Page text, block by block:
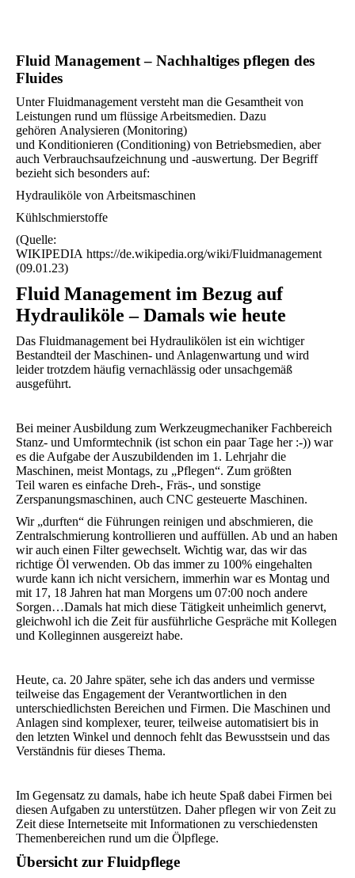
Fluid Management – Nachhaltiges pflegen des
Fluides
Unter Fluidmanagement versteht man die Gesamtheit von
Leistungen rund um flüssige Arbeitsmedien. Dazu
gehören Analysieren (Monitoring)
und Konditionieren (Conditioning) von Betriebsmedien, aber
auch Verbrauchsaufzeichnung und -auswertung. Der Begriff
bezieht sich besonders auf:
Hydrauliköle von Arbeitsmaschinen
Kühlschmierstoffe
(Quelle:
WIKIPEDIA https://de.wikipedia.org/wiki/Fluidmanagement
(09.01.23)
Fluid Management im Bezug auf
Hydrauliköle – Damals wie heute
Das Fluidmanagement bei Hydraulikölen ist ein wichtiger
Bestandteil der Maschinen- und Anlagenwartung und wird
leider trotzdem häufig vernachlässig oder unsachgemäß
ausgeführt.
Bei meiner Ausbildung zum Werkzeugmechaniker Fachbereich
Stanz- und Umformtechnik (ist schon ein paar Tage her :-)) war
es die Aufgabe der Auszubildenden im 1. Lehrjahr die
Maschinen, meist Montags, zu „Pflegen“. Zum größten
Teil waren es einfache Dreh-, Fräs-, und sonstige
Zerspanungsmaschinen, auch CNC gesteuerte Maschinen.
Wir „durften“ die Führungen reinigen und abschmieren, die
Zentralschmierung kontrollieren und auffüllen. Ab und an haben
wir auch einen Filter gewechselt. Wichtig war, das wir das
richtige Öl verwenden. Ob das immer zu 100% eingehalten
wurde kann ich nicht versichern, immerhin war es Montag und
mit 17, 18 Jahren hat man Morgens um 07:00 noch andere
Sorgen…Damals hat mich diese Tätigkeit unheimlich genervt,
gleichwohl ich die Zeit für ausführliche Gespräche mit Kollegen
und Kolleginnen ausgereizt habe.
Heute, ca. 20 Jahre später, sehe ich das anders und vermisse
teilweise das Engagement der Verantwortlichen in den
unterschiedlichsten Bereichen und Firmen. Die Maschinen und
Anlagen sind komplexer, teurer, teilweise automatisiert bis in
den letzten Winkel und dennoch fehlt das Bewusstsein und das
Verständnis für dieses Thema.
Im Gegensatz zu damals, habe ich heute Spaß dabei Firmen bei
diesen Aufgaben zu unterstützen. Daher pflegen wir von Zeit zu
Zeit diese Internetseite mit Informationen zu verschiedensten
Themenbereichen rund um die Ölpflege.
Übersicht zur Fluidpflege